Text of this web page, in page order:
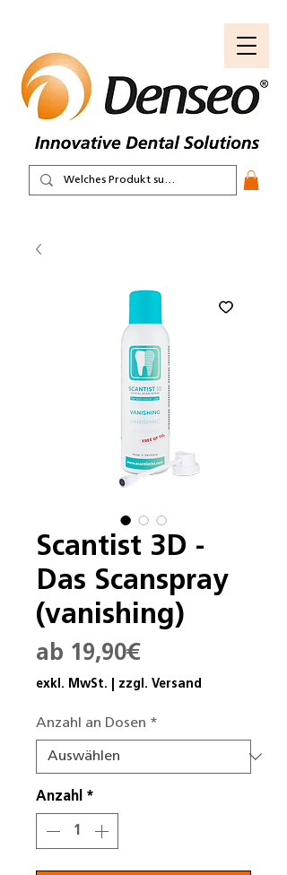
Scantist 3D -
Das Scanspray
(vanishing)
ab 19,90€Sale-
Preis
exkl. MwSt. zzgl. Versand
Anzahl an Dosen *
Anzahl *